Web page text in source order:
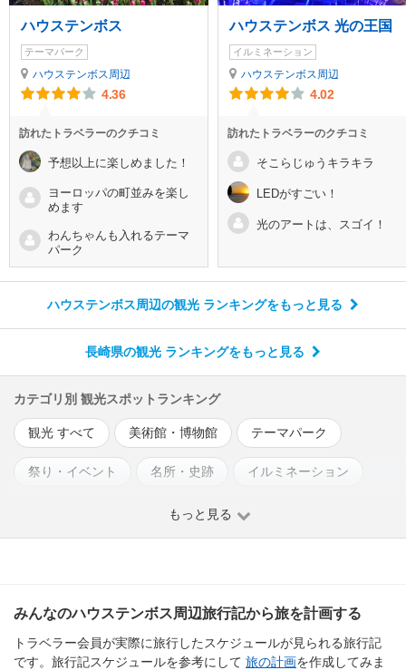
ハウステンボス
テーマパーク
ハウステンボス周辺
4.36
訪れたトラベラーのクチコミ
予想以上に楽しめました！
ヨーロッパの町並みを楽し
めます
わんちゃんも入れるテーマ
パーク
ハウステンボス 光の王国
イルミネーション
ハウステンボス周辺
4.02
訪れたトラベラーのクチコミ
そこらじゅうキラキラ
LEDがすごい！
光のアートは、スゴイ！
ハウステンボス周辺の観光 ランキングをもっと見る
長崎県の観光 ランキングをもっと見る
カテゴリ別 観光スポットランキング
観光 すべて 美術館・博物館 テーマパーク
祭り・イベント 名所・史跡 イルミネーション
もっと見る
みんなのハウステンボス周辺旅行記から旅を計画する
トラベラー会員が実際に旅行したスケジュールが見られる旅行記
です。旅行記スケジュールを参考にして 旅の計画を作成してみま